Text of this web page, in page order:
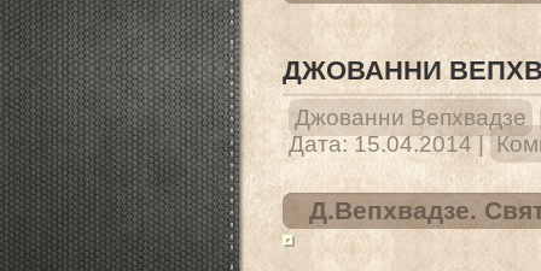
ДЖОВАННИ
Джованни Вепхвадзе
Дата: 15.04.2014 |
Д.Вепхвадзе.